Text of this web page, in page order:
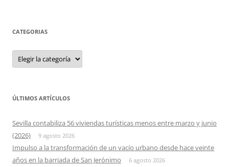
CATEGORIAS
Categorias
ÚLTIMOS ARTÍCULOS
Sevilla contabiliza 56 viviendas turísticas menos entre marzo y junio
(2026)
9 agosto 2026
Impulso a la transformación de un vacío urbano desde hace veinte
años en la barriada de San Jerónimo
6 agosto 2026